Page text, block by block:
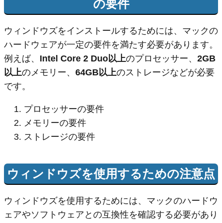
の要件
ウィンドウズをインストールするためには、マックの
ハードウェアが一定の要件を満たす必要があります。
例えば、 Intel Core 2 Duo以上のプロセッサー、 2GB
以上のメモリー、 64GB以上のストレージなどが必要
です。
プロセッサーの要件
メモリーの要件
ストレージの要件
ウィンドウズを使用するための注意点
ウィンドウズを使用するためには、マックのハードウ
ェアやソフトウェアとの互換性を確認する必要があり